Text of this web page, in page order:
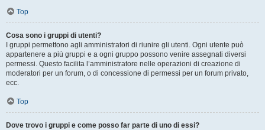
Top
Cosa sono i gruppi di utenti?
I gruppi permettono agli amministratori di riunire gli utenti. Ogni utente può
appartenere a più gruppi e a ogni gruppo possono venire assegnati diversi
permessi. Questo facilita l’amministratore nelle operazioni di creazione di
moderatori per un forum, o di concessione di permessi per un forum privato,
ecc.
Top
Dove trovo i gruppi e come posso far parte di uno di essi?